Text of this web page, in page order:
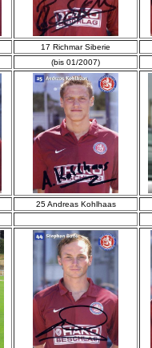
17 Richmar Siberie
(bis 01/2007)
25 Andreas Kohlhaas